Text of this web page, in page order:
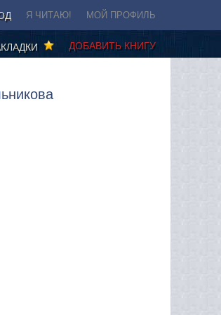
Я ЧИТАЮ! МОЙ ПРОФИЛЬ
ДОБАВИТЬ КНИГУ